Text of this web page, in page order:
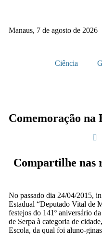
Manaus, 7 de agosto de 2026
Ciência
Comemoração na
Compartilhe nas
No passado dia 24/04/2015,
Estadual “Deputado Vital de
festejos do 141º aniversário
de Serpa à categoria de
Escola, da qual foi aluno-